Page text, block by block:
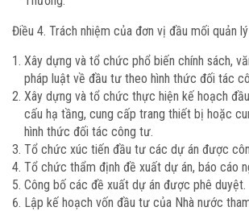
Điều 4. Trách nhiệm của đơn vị đầu mối quản
Xây dựng và tổ chức phổ biến chính sách,
pháp luật về đầu tư theo hình thức đối tác
Xây dựng và tổ chức thực hiện kế hoạch
cấu hạ tầng, cung cấp trang thiết bị hoặc
hình thức đối tác công tư.
Tổ chức xúc tiến đầu tư các dự án được
Tổ chức thẩm định đề xuất dự án, báo cáo
Công bố các đề xuất dự án được phê duyệt.
Lập kế hoạch vốn đầu tư của Nhà nước